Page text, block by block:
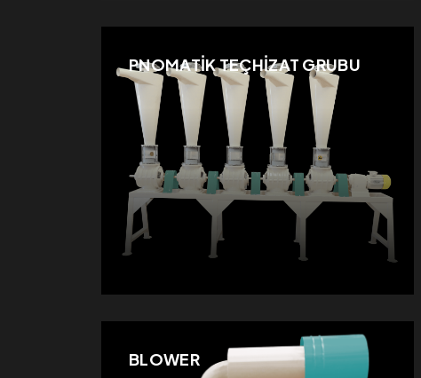
PNOMATİK TEÇHİZAT GRUBU
BLOWER